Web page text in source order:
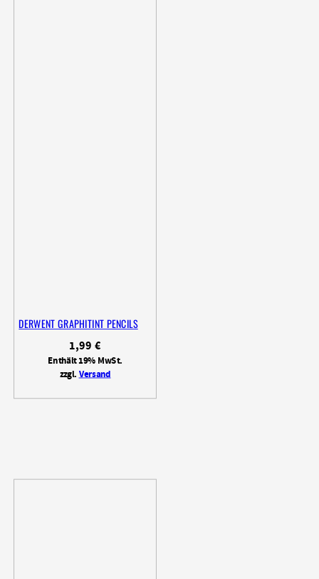
DERWENT GRAPHITINT PENCILS
1,99 €
Enthält 19% MwSt.
zzgl.Versand